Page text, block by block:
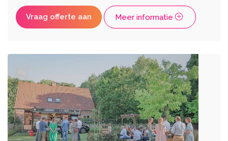
Vraag offerte aan Meer informatie